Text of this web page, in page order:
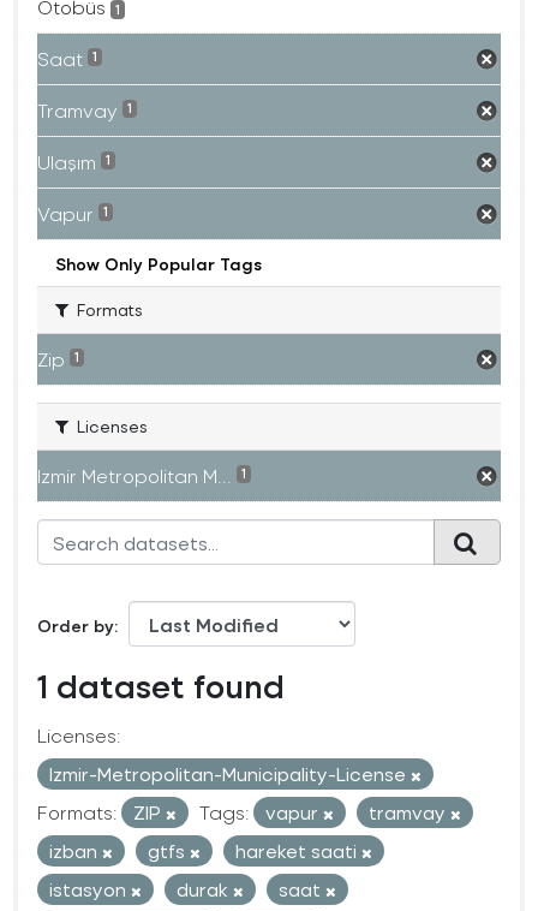
Otobüs 1
Saat 1
Tramvay 1
Ulaşım 1
Vapur 1
Show Only Popular Tags
Formats
Zip 1
Licenses
Izmir Metropolitan M... 1
Order by
1 dataset found
Licenses:
Izmir-Metropolitan-Municipality-License
Formats:
ZIP Tags: vapur
tramvay
izban
gtfs
hareket saati
istasyon
durak
saat